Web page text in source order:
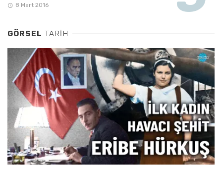
8 Mart 2016
GÖRSEL TARIH